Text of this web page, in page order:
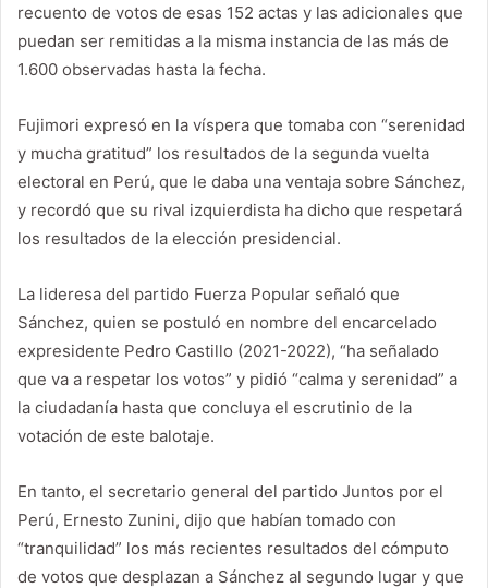
recuento de votos de esas 152 actas y las adicionales que
puedan ser remitidas a la misma instancia de las más de
1.600 observadas hasta la fecha.
Fujimori expresó en la víspera que tomaba con “serenidad
y mucha gratitud” los resultados de la segunda vuelta
electoral en Perú, que le daba una ventaja sobre Sánchez,
y recordó que su rival izquierdista ha dicho que respetará
los resultados de la elección presidencial.
La lideresa del partido Fuerza Popular señaló que
Sánchez, quien se postuló en nombre del encarcelado
expresidente Pedro Castillo (2021-2022), “ha señalado
que va a respetar los votos” y pidió “calma y serenidad” a
la ciudadanía hasta que concluya el escrutinio de la
votación de este balotaje.
En tanto, el secretario general del partido Juntos por el
Perú, Ernesto Zunini, dijo que habían tomado con
“tranquilidad” los más recientes resultados del cómputo
de votos que desplazan a Sánchez al segundo lugar y que